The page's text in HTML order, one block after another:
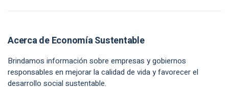
Acerca de Economía Sustentable
Brindamos información sobre empresas y gobiernos
responsables en mejorar la calidad de vida y favorecer el
desarrollo social sustentable.